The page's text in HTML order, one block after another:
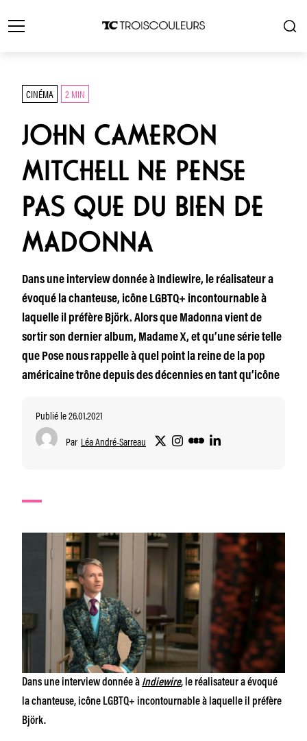
CINÉMA 2 MIN
JOHN CAMERON
MITCHELL NE PENSE
PAS QUE DU BIEN DE
MADONNA
Dans une interview donnée à Indiewire, le réalisateur a
évoqué la chanteuse, icône LGBTQ+ incontournable à
laquelle il préfère Björk. Alors que Madonna vient de
sortir son dernier album, Madame X, et qu’une série telle
que Pose nous rappelle à quel point la reine de la pop
américaine trône depuis des décennies en tant qu’icône
Publié le 26.01.2021
Par Léa André-Sarreau
Dans une interview donnée à Indiewire, le réalisateur a évoqué
la chanteuse, icône LGBTQ+ incontournable à laquelle il préfère
Björk.